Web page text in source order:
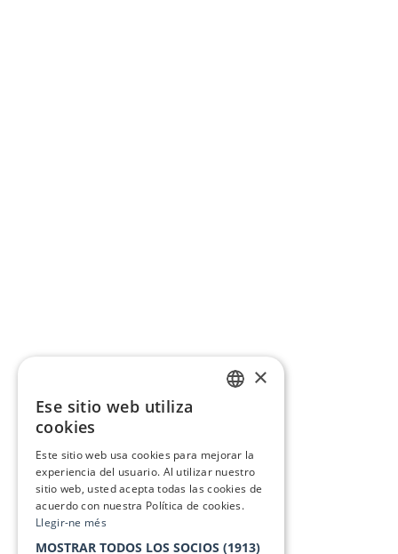
×
Ese sitio web utiliza
cookies
Este sitio web usa cookies para mejorar la
experiencia del usuario. Al utilizar nuestro
sitio web, usted acepta todas las cookies de
acuerdo con nuestra Política de cookies.
Llegir-ne més
MOSTRAR TODOS LOS SOCIOS (1913)